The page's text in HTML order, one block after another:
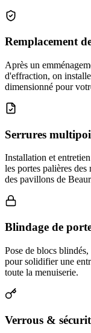
Remplacement
Après un
d'effraction, on
dimensionné pour
Serrures
Installation et
les portes palières des
des pavillons de
Blindage de
Pose de blocs
pour solidifier une
toute la menuiserie.
Verrous &